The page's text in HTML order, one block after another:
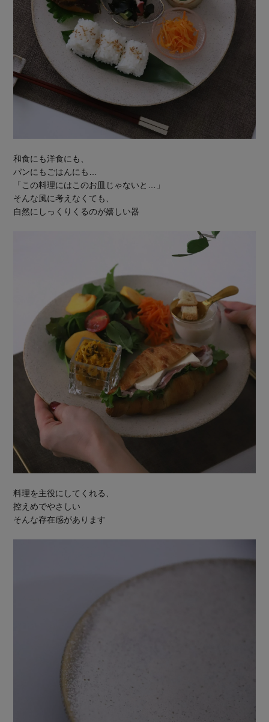
和食にも洋食にも、
パンにもごはんにも…
「この料理にはこのお皿じゃないと…」
そんな風に考えなくても、
自然にしっくりくるのが嬉しい器
料理を主役にしてくれる、
控えめでやさしい
そんな存在感があります